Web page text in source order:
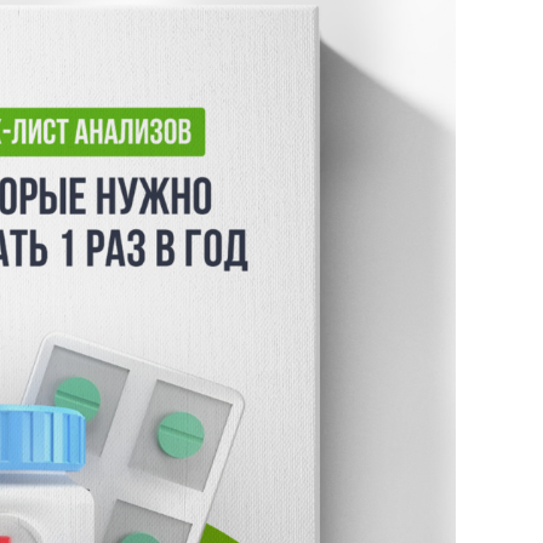
нутрициолог, автор 3х книг по
питанию, член ассоциации
нутрициологов России
ОЛЬГА ЗЕМЛЯКОВА